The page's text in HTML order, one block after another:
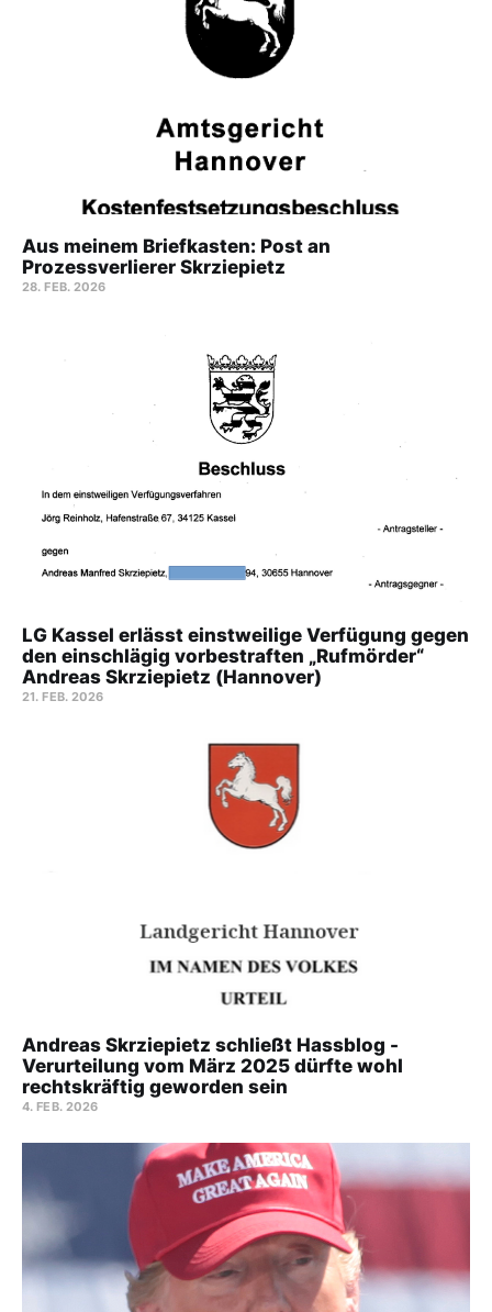
Aus meinem Briefkasten: Post an
Prozessverlierer Skrziepietz
28. FEB. 2026
LG Kassel erlässt einstweilige Verfügung gegen
den einschlägig vorbestraften „Rufmörder“
Andreas Skrziepietz (Hannover)
21. FEB. 2026
Andreas Skrziepietz schließt Hassblog -
Verurteilung vom März 2025 dürfte wohl
rechtskräftig geworden sein
4. FEB. 2026